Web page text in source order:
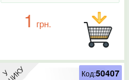
1 грн.
Код:50407